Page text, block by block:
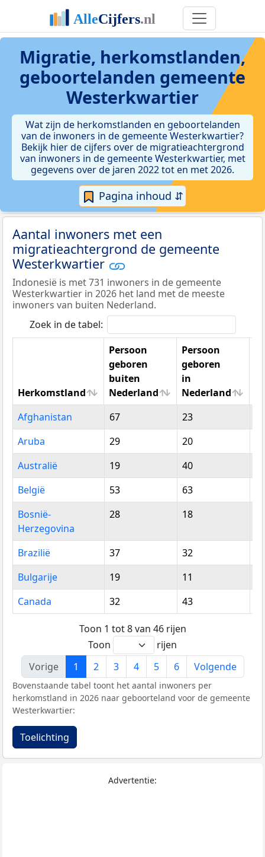
Migratie, herkomstlanden,
geboortelanden gemeente
Westerkwartier
Wat zijn de herkomstlanden en geboortelanden
van de inwoners in de gemeente Westerkwartier?
Bekijk hier de cijfers over de migratieachtergrond
van inwoners in de gemeente Westerkwartier, met
gegevens over de jaren 2022 tot en met 2026.
Pagina inhoud ⇵
Aantal inwoners met een
migratieachtergrond de gemeente
Westerkwartier
Indonesië is met 731 inwoners in de gemeente
Westerkwartier in 2026 het land met de meeste
inwoners van buiten Nederland.
Zoek in de tabel:
Herkomstland
Persoon
geboren
buiten
Nederland
Persoon
geboren
in
Nederland
Herkomstland
Persoon
geboren
buiten
Nederland
Persoon
geboren
in
Nederland
Afghanistan 67 23
Aruba
29 20
Australië
19 40
België
53 63
Bosnië-
Herzegovina
28 18
Brazilië 37 32
Bulgarije
19 11
Canada
32 43
Toon 1 tot 8 van 46 rijen
Toon
rijen
Vorige
1 2 3 4 5 6 Volgende
Bovenstaande tabel toont het aantal inwoners per
herkomstland in 2026 naar geboorteland voor de gemeente
Westerkwartier:
Toelichting
Advertentie: